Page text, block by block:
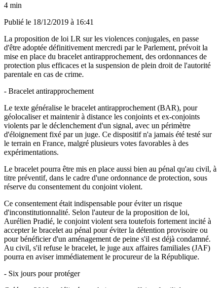
4 min
Publié le 18/12/2019 à 16:41
La proposition de loi LR sur les violences conjugales, en passe
d'être adoptée définitivement mercredi par le Parlement, prévoit la
mise en place du bracelet antirapprochement, des ordonnances de
protection plus efficaces et la suspension de plein droit de l'autorité
parentale en cas de crime.
- Bracelet antirapprochement
Le texte généralise le bracelet antirapprochement (BAR), pour
géolocaliser et maintenir à distance les conjoints et ex-conjoints
violents par le déclenchement d'un signal, avec un périmètre
d'éloignement fixé par un juge. Ce dispositif n'a jamais été testé sur
le terrain en France, malgré plusieurs votes favorables à des
expérimentations.
Le bracelet pourra être mis en place aussi bien au pénal qu'au civil, à
titre préventif, dans le cadre d'une ordonnance de protection, sous
réserve du consentement du conjoint violent.
Ce consentement était indispensable pour éviter un risque
d'inconstitutionnalité. Selon l'auteur de la proposition de loi,
Aurélien Pradié, le conjoint violent sera toutefois fortement incité à
accepter le bracelet au pénal pour éviter la détention provisoire ou
pour bénéficier d'un aménagement de peine s'il est déjà condamné.
Au civil, s'il refuse le bracelet, le juge aux affaires familiales (JAF)
pourra en aviser immédiatement le procureur de la République.
- Six jours pour protéger